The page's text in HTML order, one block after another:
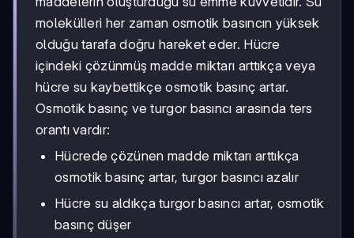
molekülleri her zaman osmotik basıncın yüksek
olduğu tarafa doğru hareket eder. Hücre
içindeki çözünmüş madde miktarı arttıkça veya
hücre su kaybettikçe osmotik basınç artar.
Osmotik basınç ve turgor basıncı arasında ters
orantı vardır:
Hücrede çözünen madde miktarı arttıkça
osmotik basınç artar, turgor basıncı azalır
Hücre su aldıkça turgor basıncı artar, osmotik
basınç düşer